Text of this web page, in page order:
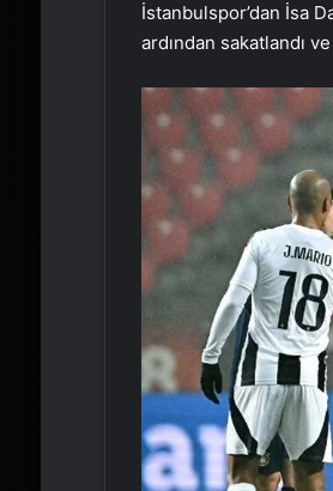
İstanbulspor’dan İsa
ardından sakatlandı